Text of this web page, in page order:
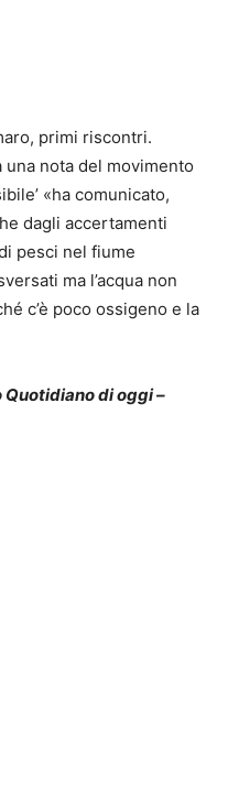
primi riscontri.
una nota del movimento
«ha comunicato,
dagli accertamenti
pesci nel fiume
ma l’acqua non
c’è poco ossigeno e la
Quotidiano di oggi –